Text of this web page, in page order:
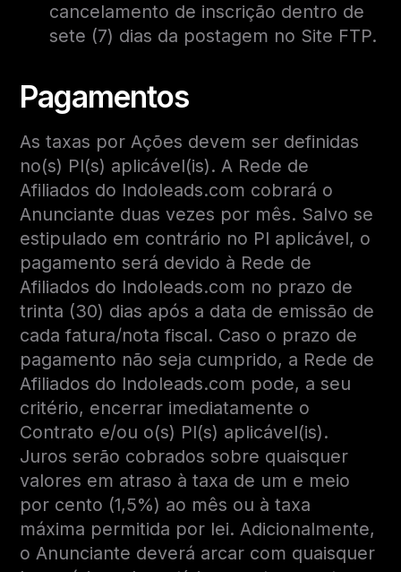
cancelamento de inscrição dentro de
sete (7) dias da postagem no Site FTP.
Pagamentos
As taxas por Ações devem ser definidas
no(s) PI(s) aplicável(is). A Rede de
Afiliados do Indoleads.com cobrará o
Anunciante duas vezes por mês. Salvo se
estipulado em contrário no PI aplicável, o
pagamento será devido à Rede de
Afiliados do Indoleads.com no prazo de
trinta (30) dias após a data de emissão de
cada fatura/nota fiscal. Caso o prazo de
pagamento não seja cumprido, a Rede de
Afiliados do Indoleads.com pode, a seu
critério, encerrar imediatamente o
Contrato e/ou o(s) PI(s) aplicável(is).
Juros serão cobrados sobre quaisquer
valores em atraso à taxa de um e meio
por cento (1,5%) ao mês ou à taxa
máxima permitida por lei. Adicionalmente,
o Anunciante deverá arcar com quaisquer